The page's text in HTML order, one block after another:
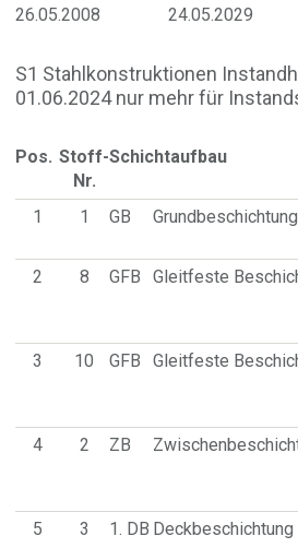
26.05.2008
24.05.2029
S1 Stahlkonstruktionen
01.06.2024 nur mehr für
Pos. Stoff-
Nr.
Schichtaufbau
1 1 GB Grundbeschichtung
2
8 GFB Gleitfeste
3
10 GFB Gleitfeste
4
2 ZB
5
3 1. DB Deckbeschichtung